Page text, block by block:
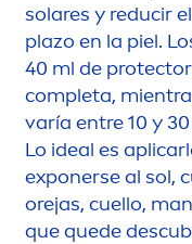
solares y reducir
plazo en la piel.
40 ml de protect
completa,
varía entre 10 y
Lo ideal es
exponerse al sol,
orejas, cuello,
que quede